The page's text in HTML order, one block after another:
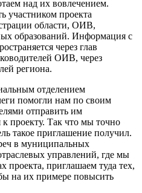
над их вовлечением.
участником проекта
области, ОИВ,
образований. Информация с
через глав
ОИВ, через
региона.
отделением
помогли нам по своим
отправить им
проекту. Так что мы точно
такое приглашение получил.
в муниципальных
управлений, где мы
проекта, приглашаем туда тех,
на их примере повысить